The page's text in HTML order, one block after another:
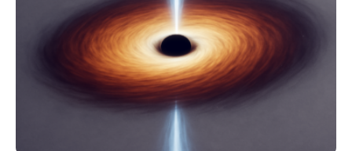
Wissenschaftsjournal Science Advances veröffentlichte
die Herleitung. (DOI: 10.1126/sciadv.adw8462)
Verbrennungsmotoren oder Dampfturbinen sind
Wärmekraftmaschinen: Sie wandeln thermische
Energie in mechanische Bewegung um – oder anders
ausgedrückt, Wärme in Bewegung. In
quantenmechanischen Experimenten ist es in den…